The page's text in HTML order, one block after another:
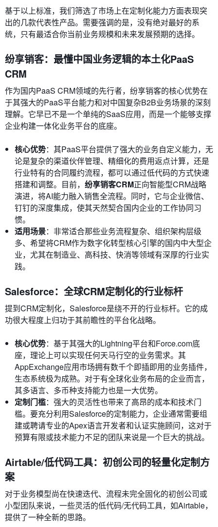
基于以上标准，我们筛选了市场上在定制化能力方面表现突
出的几款代表性产品。需要强调的是，没有绝对最好的系
统，只有最适合你当前业务规模和未来发展预期的选择。
纷享销客：最懂中国业务逻辑的本土化PaaS
CRM
作为国内PaaS CRM领域的先行者，纷享销客的核心优势在
于其强大的PaaS平台能力和对中国复杂B2B业务场景的深刻
理解。它早已不是一个单纯的SaaS应用，而是一个能够支撑
企业构建一体化业务平台的底座。
核心优势：其PaaS平台提供了强大的业务自定义能力，无
论是复杂的渠道伙伴管理、精细化的费用返点计算，还是
行业特有的合同履约流程，都可以通过低代码的方式快速
搭建和调整。目前， 纷享销客CRM正向智能型CRM战略
演进，将AI能力融入销售全流程。同时，它与企业微信、
钉钉的深度集成，使其天然契合国内企业的工作协同习
惯。
适用场景：非常适合那些业务流程复杂、组织架构层级
多、希望将CRM作为数字化转型核心引擎的国内中大型企
业，尤其在制造业、高科技、快消等领域有深厚的行业实
践。
Salesforce：全球CRM定制化的行业标杆
提到CRM定制化，Salesforce是绕不开的行业标杆。它的成
功很大程度上归功于其前瞻性的平台化战略。
核心优势：基于其强大的Lightning平台和Force.com底
座，理论上可以实现任何天马行空的业务需求。其
AppExchange应用市场拥有数千个即插即用的业务插件，
生态系统极为成熟。对于有全球化业务布局的企业而言，
其多语言、多币种支持能力也是一大优势。
定制门槛：强大的灵活性也带来了高昂的成本和技术门
槛。要充分利用Salesforce的定制能力，企业通常需要组
建或聘请专业的Apex语言开发者和认证实施顾问，这对于
预算有限或技术能力不足的团队来说是一个巨大的挑战。
Airtable/低代码工具：初创公司的轻量化定制方
案
对于业务模型尚在快速迭代、流程未完全固化的初创公司或
小型团队来说，一些灵活的低代码/无代码工具，如Airtable，
提供了一种全新的思路。